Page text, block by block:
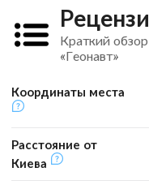
Краткий
«Геонавт»
Координаты места
Расстояние от
Киева